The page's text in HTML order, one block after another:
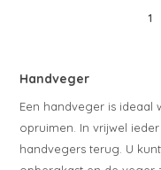
1
Handveger
Een handveger is ideaal
opruimen. In vrijwel
handvegers terug. U